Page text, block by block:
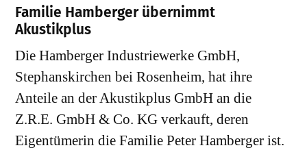
Familie Hamberger übernimmt
Akustikplus
Die Hamberger Industriewerke GmbH,
Stephanskirchen bei Rosenheim, hat ihre
Anteile an der Akustikplus GmbH an die
Z.R.E. GmbH & Co. KG verkauft, deren
Eigentümerin die Familie Peter Hamberger ist.